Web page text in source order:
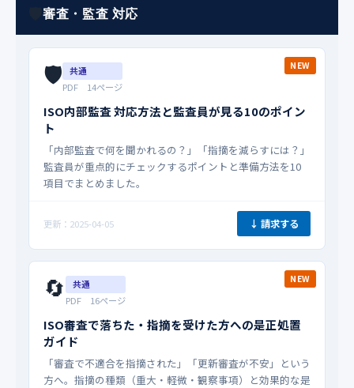
審査・監査 対応
NEW
🛡️ 共通
PDF 14ページ
ISO内部監査 対応方法と監査員が見る10のポイン
ト
「内部監査で何を聞かれるの？」「指摘を減らすには？」
監査員が重点的にチェックするポイントと準備方法を10
項目でまとめました。
更新：2025-04-05 ↓ 請求する
NEW
🔄 共通
PDF 16ページ
ISO審査で落ちた・指摘を受けた方への是正処置
ガイド
「審査で不適合を指摘された」「更新審査が不安」という
方へ。指摘の種類（重大・軽微・観察事項）と効果的な是